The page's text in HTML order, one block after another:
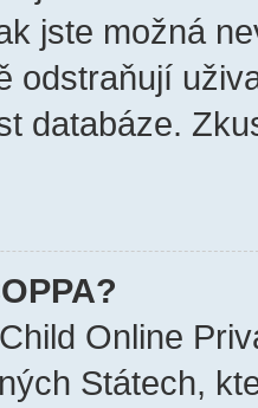
jste možná
odstraňují
databáze.
Online
Státech,